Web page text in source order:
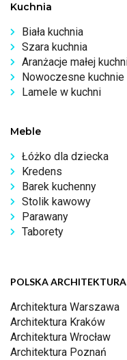
Kuchnia
Biała kuchnia
Szara kuchnia
Aranżacje małej
Nowoczesne kuchnie
Lamele w kuchni
Meble
Łóżko dla dziecka
Kredens
Barek kuchenny
Stolik kawowy
Parawany
Taborety
POLSKA ARCHITEKTURA
Architektura Warszawa
Architektura Kraków
Architektura Wrocław
Architektura Poznań